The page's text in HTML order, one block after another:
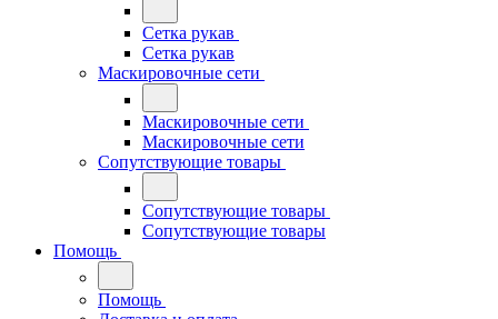
Сетка рукав
Сетка рукав
Маскировочные сети
Маскировочные сети
Маскировочные сети
Сопутствующие товары
Сопутствующие товары
Сопутствующие товары
Помощь
Помощь